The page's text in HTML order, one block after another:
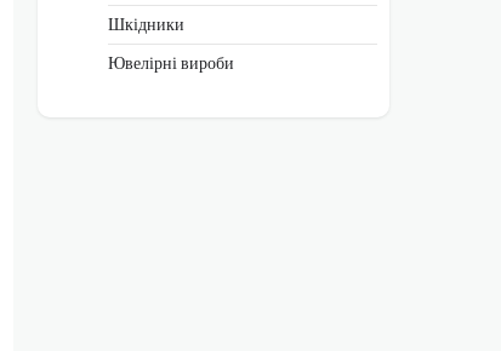
Шкідники
Ювелірні вироби